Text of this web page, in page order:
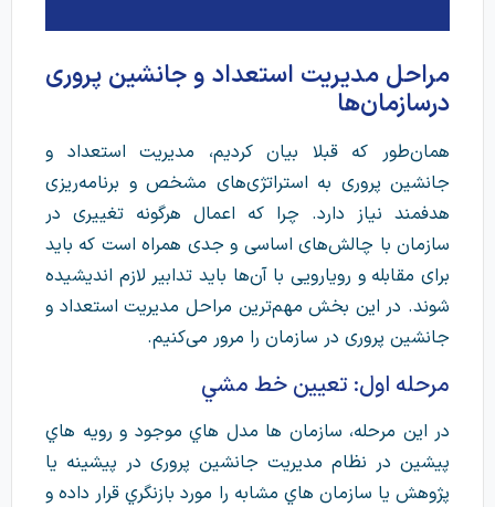
مراحل مدیریت استعداد و جانشین پروری
درسازمان‌ها
همان‌طور که قبلا بیان کردیم، مدیریت استعداد و
جانشین پروری به استراتژی‌های مشخص و برنامه‌ریزی
هدفمند نیاز دارد. چرا که اعمال هرگونه تغییری در
سازمان با چالش‌های اساسی و جدی همراه است که باید
برای مقابله و رویارویی با آن‌ها باید تدابیر لازم اندیشیده
شوند. در این بخش مهم‌ترین مراحل مدیریت استعداد و
جانشین پروری در سازمان را مرور می‌کنیم.
مرحله اول: تعيين خط مشي
در اين مرحله، سازمان ها مدل هاي موجود و رويه هاي
پيشین در نظام مديريت جانشین پروری در پيشینه يا
پژوهش يا سازمان هاي مشابه را مورد بازنگري قرار داده و